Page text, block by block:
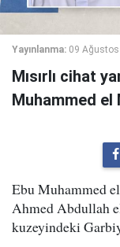
Yayınlanma: 09
Mısırlı cihat
Muhammed el
Ebu Muhammed
Ahmed Abdullah
kuzeyindeki